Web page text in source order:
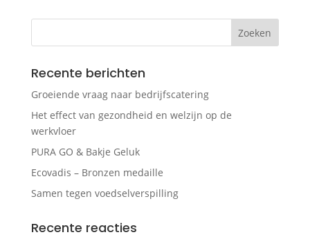
Recente berichten
Groeiende vraag naar bedrijfscatering
Het effect van gezondheid en welzijn op de
werkvloer
PURA GO & Bakje Geluk
Ecovadis – Bronzen medaille
Samen tegen voedselverspilling
Recente reacties